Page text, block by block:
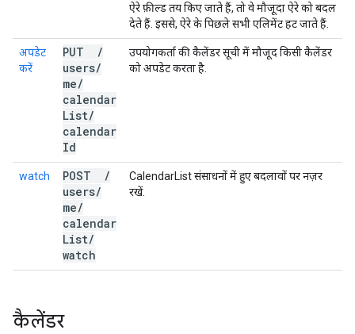
ऐरे फ़ील्ड तय किए जाते हैं, तो वे मौजूदा ऐरे को बदल
देते हैं. इससे, ऐरे के पिछले सभी एलिमेंट हट जाते हैं.
अपडेट
करें
PUT
/
users/
me/
calendar
List/
calendar
Id
उपयोगकर्ता की कैलेंडर सूची में मौजूद किसी कैलेंडर
को अपडेट करता है.
watch POST
/
users/
me/
calendar
List/
watch
CalendarList संसाधनों में हुए बदलावों पर नज़र
रखें.
कैलेंडर